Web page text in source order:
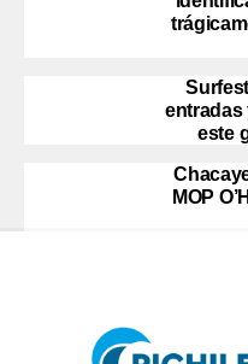
entradas
este
MOP